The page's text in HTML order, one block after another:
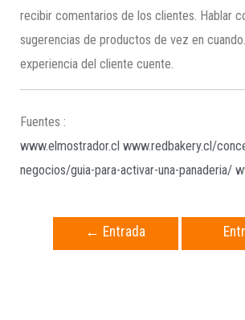
recibir comentarios de los clientes. Hablar
sugerencias de productos de vez en
experiencia del cliente cuente.
Fuentes :
www.elmostrador.cl www.redbakery.cl/
negocios/guia-para-activar-una-panaderia/
← Entrada